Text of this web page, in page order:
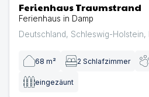
Ferienhaus Traumstrand
Ferienhaus in Damp
Deutschland, Schleswig-Holstein,
68 m² 2 Schlafzimmer
eingezäunt